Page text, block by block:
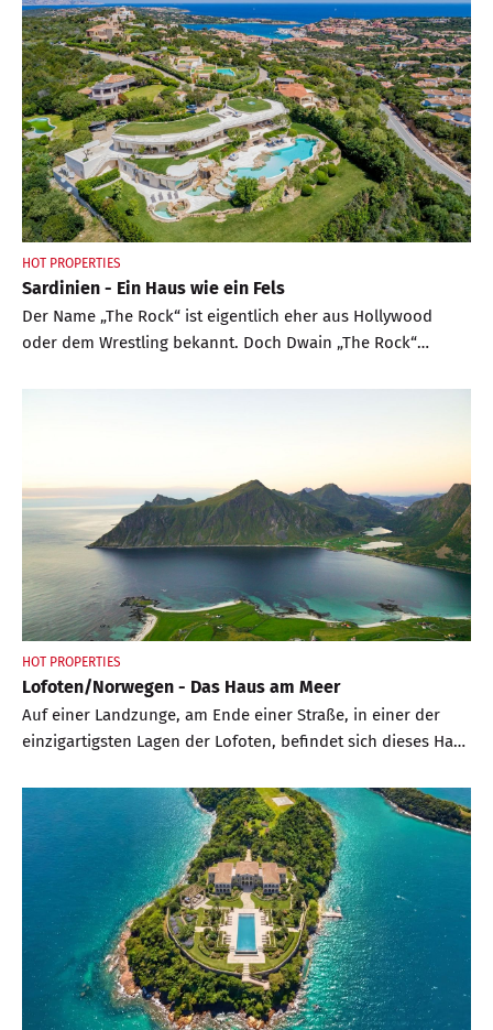
HOT PROPERTIES
Sardinien - Ein Haus wie ein Fels
Der Name „The Rock“ ist eigentlich eher aus Hollywood
oder dem Wrestling bekannt. Doch Dwain „The Rock“
nichts zu tun. Allerdings ist die Villa im noblen Porto Cervo
HOT PROPERTIES
Lofoten/Norwegen - Das Haus am Meer
Auf einer Landzunge, am Ende einer Straße, in einer der
einzigartigsten Lagen der Lofoten, befindet sich dieses Haus
Blick. Mehr Natur kann man sich kaum wünschen.
Interessiert? Kein Problem, denn diese Lage ist zu erwerben